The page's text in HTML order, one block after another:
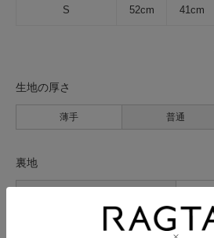
S 52cm 41cm
生地の厚さ
薄手 普通
裏地